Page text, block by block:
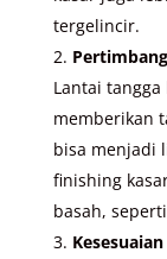
tergelincir.
Lantai
memberikan
bisa menjadi
finishing
basah,